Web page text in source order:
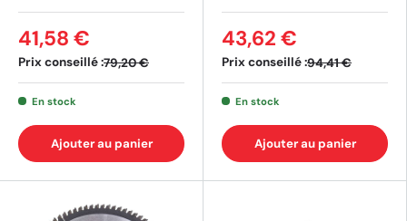
Prix conseillé :79,20 €
41,58 €
En stock
Ajouter au panier
Prix conseillé :94,41 €
43,62 €
En stock
Ajouter au panier